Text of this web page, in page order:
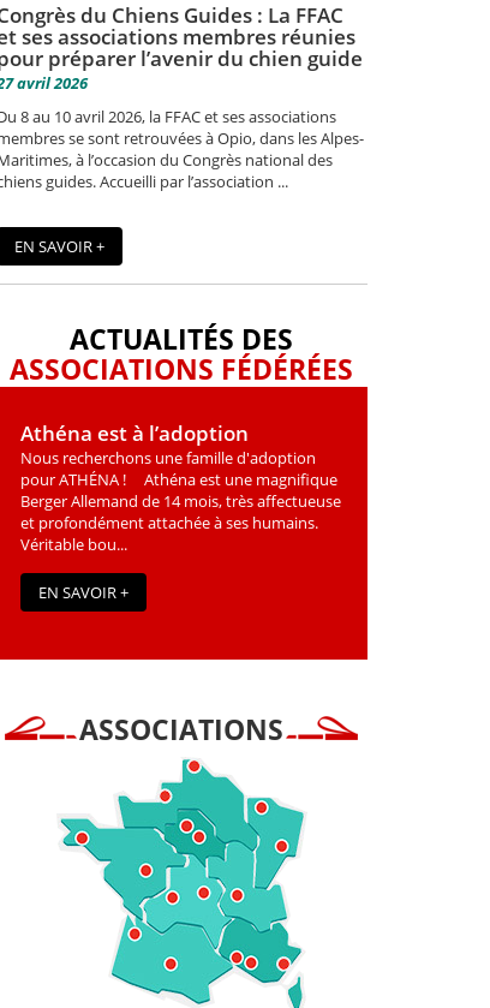
du Chiens Guides : La FFAC
ses associations membres réunies
préparer l’avenir du chien guide
avril 2026
8 au 10 avril 2026, la FFAC et ses associations
se sont retrouvées à Opio, dans les Alpes-
à l’occasion du Congrès national des
guides. Accueilli par l’association ...
EN SAVOIR +
ACTUALITÉS DES
ASSOCIATIONS FÉDÉRÉES
Athéna est à l’adoption
Nous recherchons une famille d'adoption
pour ATHÉNA ! Athéna est une magniﬁque
Berger Allemand de 14 mois, très affectueuse
et profondément attachée à ses humains.
Véritable bou...
EN SAVOIR +
ASSOCIATIONS